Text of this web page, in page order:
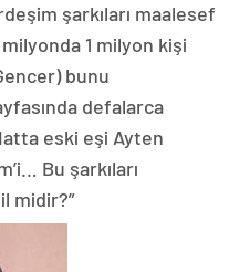
şarkıları maalesef
milyonda 1 milyon kişi
bunu
defalarca
eski eşi Ayten
Bu şarkıları
midir?”